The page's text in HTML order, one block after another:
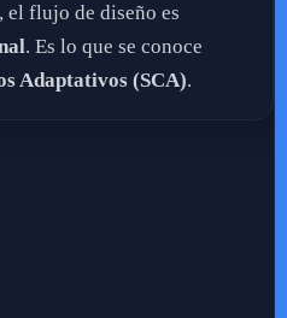
el flujo de diseño es
. Es lo que se conoce
Adaptativos (SCA).